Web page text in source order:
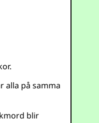
alla på samma
blir